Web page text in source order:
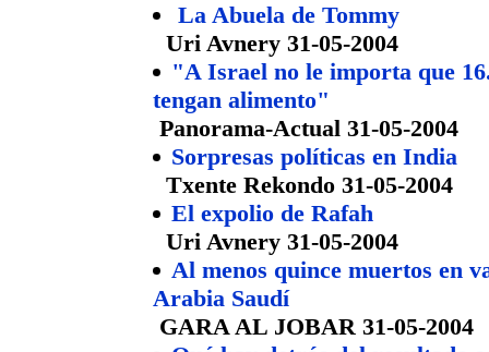
La Abuela de Tommy
Uri Avnery 31-05-2004
"A Israel no le importa que
tengan alimento"
Panorama-Actual 31-05-2004
Sorpresas políticas en India
Txente Rekondo 31-05-2004
El expolio de Rafah
Uri Avnery 31-05-2004
Al menos quince muertos en
Arabia Saudí
GARA AL JOBAR 31-05-2004